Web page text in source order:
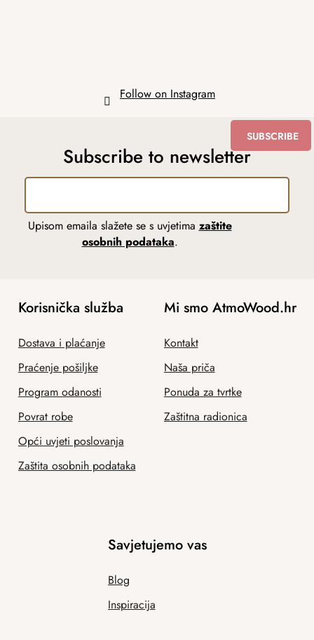
Follow on Instagram
Subscribe to newsletter
Upisom emaila slažete se s uvjetima zaštite
osobnih podataka.
SUBSCRIBE
Korisnička služba
Dostava i plaćanje
Praćenje pošiljke
Program odanosti
Povrat robe
Opći uvjeti poslovanja
Zaštita osobnih podataka
Mi smo AtmoWood.hr
Kontakt
Naša priča
Ponuda za tvrtke
Zaštitna radionica
Savjetujemo vas
Blog
Inspiracija